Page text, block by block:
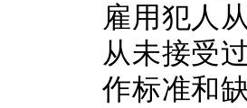
雇用犯人
从未接受
作标准和